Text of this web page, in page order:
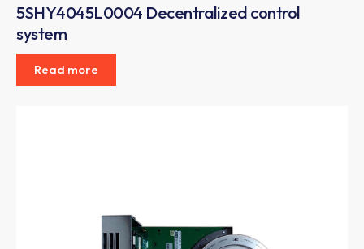
5SHY4045L0004 Decentralized control
system
Read more